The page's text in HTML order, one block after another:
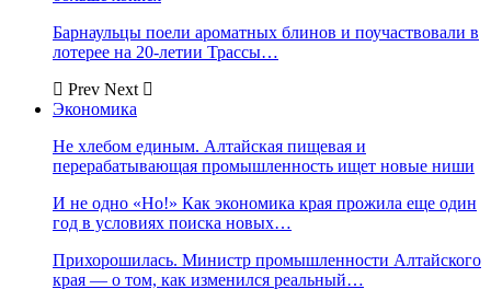
Барнаульцы поели ароматных блинов и поучаствовали в
лотерее на 20-летии Трассы…
Prev Next
Экономика
Не хлебом единым. Алтайская пищевая и
перерабатывающая промышленность ищет новые ниши
И не одно «Но!» Как экономика края прожила еще один
год в условиях поиска новых…
Прихорошилась. Министр промышленности Алтайского
края — о том, как изменился реальный…